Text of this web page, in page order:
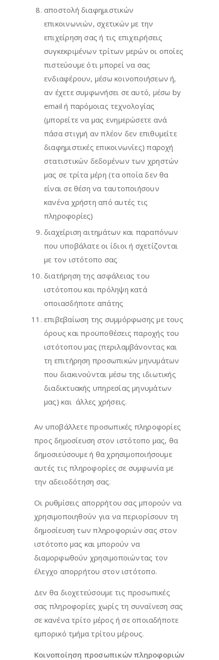
αποστολή διαφημιστικών
επικοινωνιών, σχετικών με την
επιχείρηση σας ή τις επιχειρήσεις
συγκεκριμένων τρίτων μερών οι οποίες
πιστεύουμε ότι μπορεί να σας
ενδιαφέρουν, μέσω κοινοποιήσεων ή,
αν έχετε συμφωνήσει σε αυτό, μέσω by
email ή παρόμοιας τεχνολογίας
(μπορείτε να μας ενημερώσετε ανά
πάσα στιγμή αν πλέον δεν επιθυμείτε
διαφημιστικές επικοινωνίες) παροχή
στατιστικών δεδομένων των χρηστών
μας σε τρίτα μέρη (τα οποία δεν θα
είναι σε θέση να ταυτοποιήσουν
κανένα χρήστη από αυτές τις
πληροφορίες)
διαχείριση αιτημάτων και παραπόνων
που υποβάλατε οι ίδιοι ή σχετίζονται
με τον ιστότοπο σας
διατήρηση της ασφάλειας του
ιστότοπου και πρόληψη κατά
οποιασδήποτε απάτης
επιβεβαίωση της συμμόρφωσης με τους
όρους και προϋποθέσεις παροχής του
ιστότοπου μας (περιλαμβάνοντας και
τη επιτήρηση προσωπικών μηνυμάτων
που διακινούνται μέσω της ιδιωτικής
διαδικτυακής υπηρεσίας μηνυμάτων
μας) και άλλες χρήσεις.
Αν υποβάλλετε προσωπικές πληροφορίες
προς δημοσίευση στον ιστότοπο μας, θα
δημοσιεύσουμε ή θα χρησιμοποιήσουμε
αυτές τις πληροφορίες σε συμφωνία με
την αδειοδότηση σας.
Οι ρυθμίσεις απορρήτου σας μπορούν να
χρησιμοποιηθούν για να περιορίσουν τη
δημοσίευση των πληροφοριών σας στον
ιστότοπο μας και μπορούν να
διαμορφωθούν χρησιμοποιώντας τον
έλεγχο απορρήτου στον ιστότοπο.
Δεν θα διοχετεύσουμε τις προσωπικές
σας πληροφορίες χωρίς τη συναίνεση σας
σε κανένα τρίτο μέρος ή σε οποιαδήποτε
εμπορικό τμήμα τρίτου μέρους.
Κοινοποίηση προσωπικών πληροφοριών